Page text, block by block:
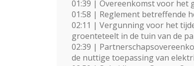
01:39 | Overeenkomst voor het
01:58 | Reglement betreffende
02:11 | Vergunning voor het
groenteteelt in de tuin van de
02:39 |
de nuttige toepassing van